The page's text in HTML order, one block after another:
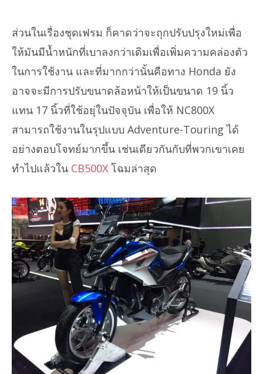
ส่วนในเรื่องชุดเฟรม ก็คาดว่าจะถุกปรับปรุงใหม่เพื่อ
ให้มันมีน้ำหนักที่เบาลงกว่าเดิมเพื่อเพิ่มความคล่องตัว
ในการใช้งาน และที่มากกว่านั้นคือทาง Honda ยัง
อาจจะมีการปรับขนาดล้อหน้าให้เป็นขนาด 19 นิ้ว
แทน 17 นิ้วที่ใช้อยุ่ในปัจจุบัน เพื่อให้ NC800X
สามารถใช้งานในรุปแบบ Adventure-Touring ได้
อย่างตอบโจทย์มากขึ้น เช่นเดียวกันกับที่พวกเขาเคย
ทำไปแล้วใน CB500X โฉมล่าสุด